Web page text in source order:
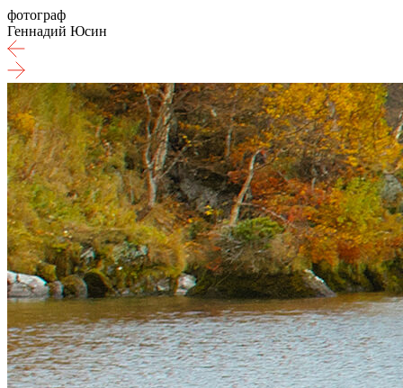
фотограф
Геннадий Юсин